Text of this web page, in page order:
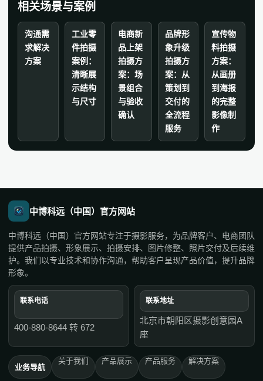
相关场景与案例
沟通需
求解决
方案
工业零
件拍摄
案例：
清晰展
示结构
与尺寸
电商新
品上架
拍摄方
案：场
景组合
与验收
确认
品牌形
象升级
拍摄方
案：从
策划到
交付的
全流程
服务
宣传物
料拍摄
方案：
从画册
到海报
的完整
影像制
作
中博科远（中国）官方网站
中博科远（中国）官方网站专注于摄影服务，为品牌客户、电商团队
提供产品拍摄、形象展示、拍摄安排、图片修整、照片交付及后续维
护。我们以专业技术和协作沟通，帮助客户呈现产品价值，提升品牌
形象。
联系电话
400-880-8644 转 672
联系地址
北京市朝阳区摄影创意园A
座
业务导航
关于我们 产品展示 产品服务 解决方案